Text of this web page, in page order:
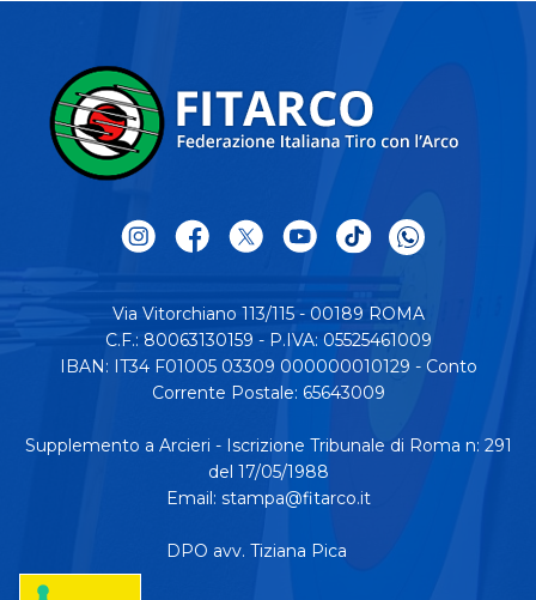
Via Vitorchiano 113/115 - 00189 ROMA
C.F.: 80063130159 - P.IVA: 05525461009
IBAN: IT34 F01005 03309 000000010129 - Conto
Corrente Postale: 65643009
Supplemento a Arcieri - Iscrizione Tribunale di Roma n: 291
del 17/05/1988
Email: stampa@fitarco.it
DPO avv. Tiziana Pica